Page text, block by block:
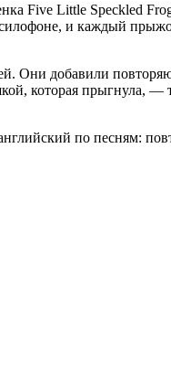
Five Little Speckled
и каждый
Они добавили
которая прыгнула, —
по песням: